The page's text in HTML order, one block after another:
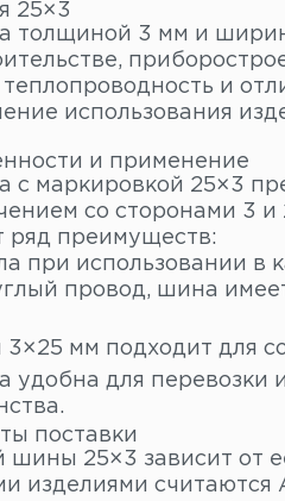
25×3
толщиной 3 мм и
теплопроводность и
использования
и применение
маркировкой 25×3
со сторонами 3
ряд преимуществ:
при использовании в
провод, шина
мм подходит для
для перевозки
поставки
25×3 зависит от
изделиями считаются